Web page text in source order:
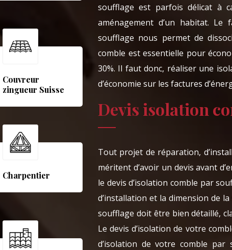
Couvreur
zingueur Suisse
Charpentier
soufflage est parfois délicat à
aménagement d’un habitat.
soufflage nous permet de
comble est essentielle pour
30%. Il faut donc, réaliser une
d’économie sur les factures
Devis isolation
Tout projet de réparation,
méritent d’avoir un devis avant
le devis d’isolation comble par
d’installation et la dimension de
soufflage doit être bien détaillé,
Le devis d’isolation de votre
d’isolation de votre comble par